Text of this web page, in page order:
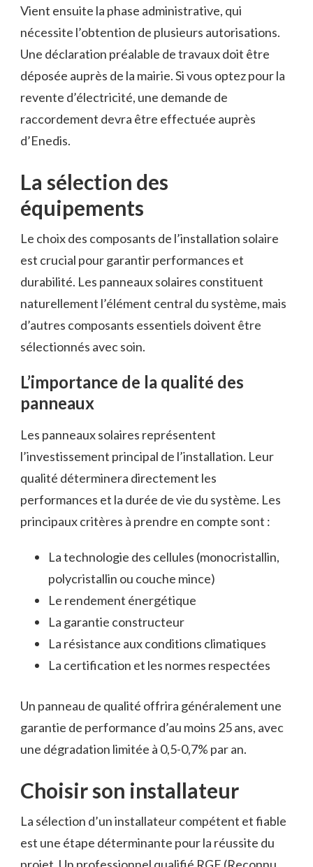
Vient ensuite la phase administrative, qui
nécessite l’obtention de plusieurs autorisations.
Une déclaration préalable de travaux doit être
déposée auprès de la mairie. Si vous optez pour la
revente d’électricité, une demande de
raccordement devra être effectuée auprès
d’Enedis.
La sélection des
équipements
Le choix des composants de l’installation solaire
est crucial pour garantir performances et
durabilité. Les panneaux solaires constituent
naturellement l’élément central du système, mais
d’autres composants essentiels doivent être
sélectionnés avec soin.
L’importance de la qualité des
panneaux
Les panneaux solaires représentent
l’investissement principal de l’installation. Leur
qualité déterminera directement les
performances et la durée de vie du système. Les
principaux critères à prendre en compte sont :
La technologie des cellules (monocristallin,
polycristallin ou couche mince)
Le rendement énergétique
La garantie constructeur
La résistance aux conditions climatiques
La certification et les normes respectées
Un panneau de qualité offrira généralement une
garantie de performance d’au moins 25 ans, avec
une dégradation limitée à 0,5-0,7% par an.
Choisir son installateur
La sélection d’un installateur compétent et fiable
est une étape déterminante pour la réussite du